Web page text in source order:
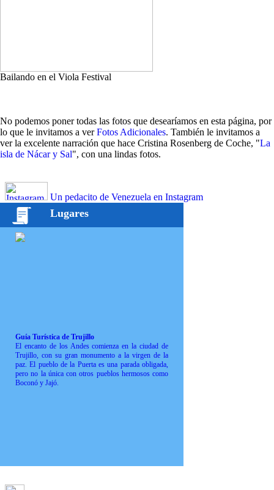
Bailando en el Viola Festival
No podemos poner todas las fotos que desearíamos en esta página, por
lo que le invitamos a verFotos Adicionales. También le invitamos a
ver la excelente narración que hace Cristina Rosenberg de Coche, "La
isla de Nácar y Sal", con una lindas fotos.
Un pedacito de Venezuela en Instagram
Lugares
Guía Turística de Trujillo
El encanto de los Andes comienza en la ciudad de
Trujillo, con su gran monumento a la virgen de la
paz. El pueblo de la Puerta es una parada obligada,
pero no la única con otros pueblos hermosos como
Boconó y Jajó.